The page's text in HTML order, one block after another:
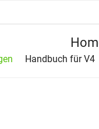
Handbuch für V4